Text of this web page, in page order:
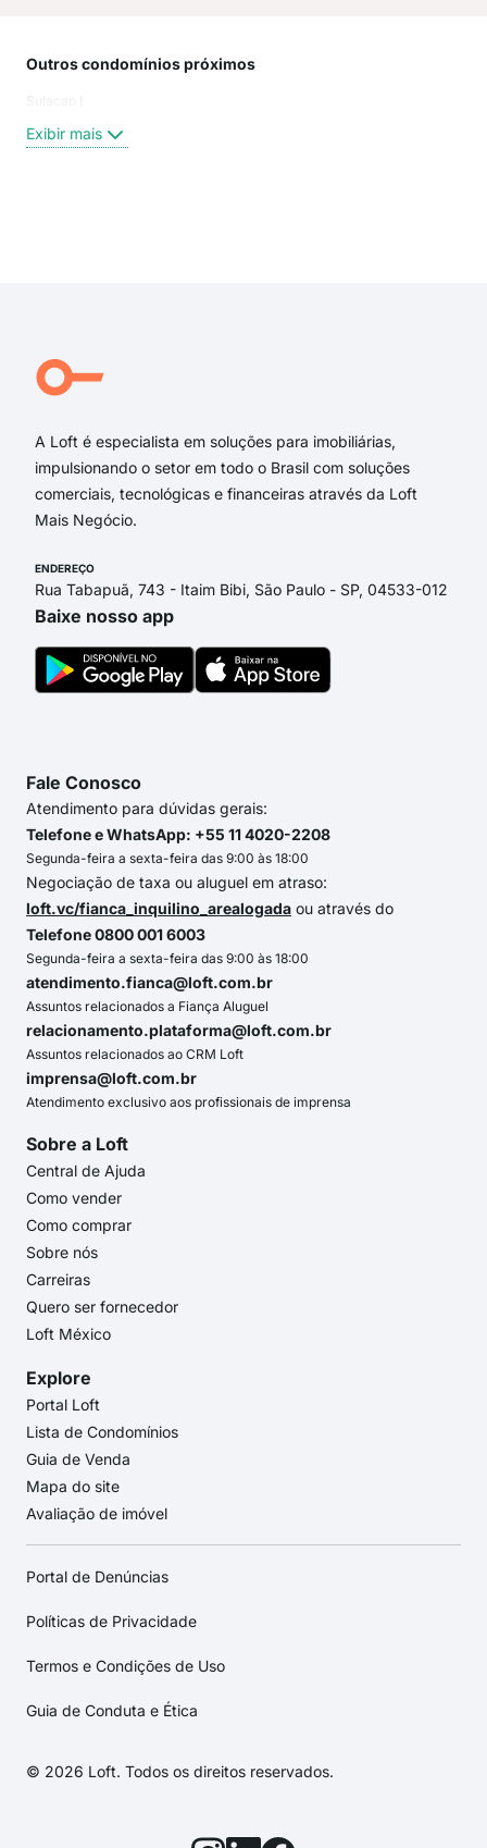
Outros condomínios próximos
Sulacap I
Exibir mais
A Loft é especialista em soluções para imobiliárias,
impulsionando o setor em todo o Brasil com soluções
comerciais, tecnológicas e financeiras através da Loft
Mais Negócio.
ENDEREÇO
Rua Tabapuã, 743 - Itaim Bibi, São Paulo - SP, 04533-012
Baixe nosso app
Fale Conosco
Atendimento para dúvidas gerais:
Telefone e WhatsApp: +55 11 4020-2208
Segunda-feira a sexta-feira das 9:00 às 18:00
Negociação de taxa ou aluguel em atraso:
loft.vc/fianca_inquilino_arealogada ou através do
Telefone 0800 001 6003
Segunda-feira a sexta-feira das 9:00 às 18:00
atendimento.fianca@loft.com.br
Assuntos relacionados a Fiança Aluguel
relacionamento.plataforma@loft.com.br
Assuntos relacionados ao CRM Loft
imprensa@loft.com.br
Atendimento exclusivo aos profissionais de imprensa
Sobre a Loft
Central de Ajuda
Como vender
Como comprar
Sobre nós
Carreiras
Quero ser fornecedor
Loft México
Explore
Portal Loft
Lista de Condomínios
Guia de Venda
Mapa do site
Avaliação de imóvel
Portal de Denúncias
Políticas de Privacidade
Termos e Condições de Uso
Guia de Conduta e Ética
© 2026 Loft. Todos os direitos reservados.